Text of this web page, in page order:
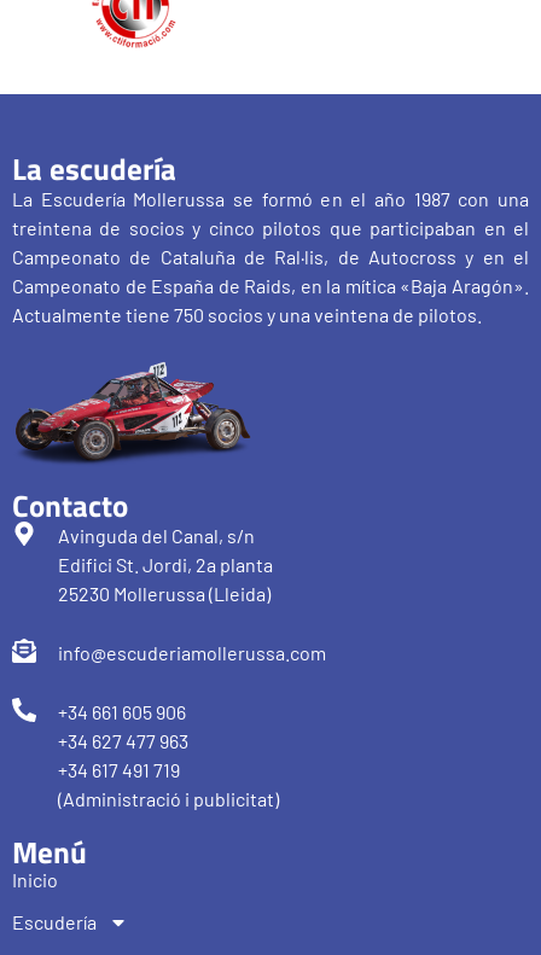
La escudería
La Escudería Mollerussa se formó en el año 1987 con una
treintena de socios y cinco pilotos que participaban en el
Campeonato de Cataluña de Ral·lis, de Autocross y en el
Campeonato de España de Raids, en la mítica «Baja Aragón».
Actualmente tiene 750 socios y una veintena de pilotos.
Contacto
Avinguda del Canal, s/n
Edifici St. Jordi, 2a planta
25230 Mollerussa (Lleida)
info@escuderiamollerussa.com
+34 661 605 906
+34 627 477 963
+34 617 491 719
(Administració i publicitat)
Menú
Inicio
Escudería